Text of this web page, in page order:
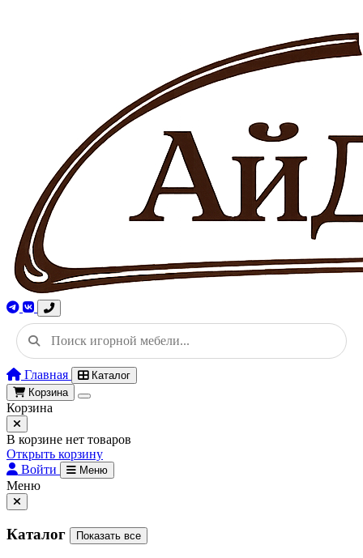
Главная
Каталог
Корзина
Корзина
В корзине нет товаров
Открыть корзину
Войти
Меню
Меню
Каталог Показать все